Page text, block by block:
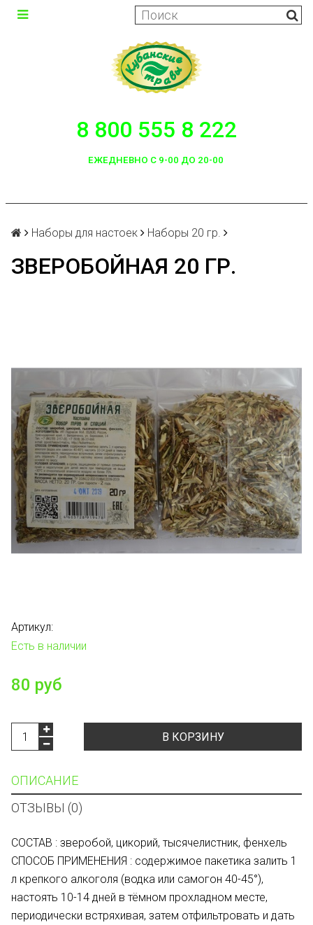
8 800 555 8 222
ЕЖЕДНЕВНО С 9-00 ДО 20-00
Наборы для настоек Наборы 20 гр.
ЗВЕРОБОЙНАЯ 20 ГР.
Артикул:
Есть в наличии
80 руб
В КОРЗИНУ
ОПИСАНИЕ
ОТЗЫВЫ (0)
СОСТАВ : зверобой, цикорий, тысячелистник, фенхель
СПОСОБ ПРИМЕНЕНИЯ : содержимое пакетика залить 1
л крепкого алкоголя (водка или самогон 40-45°),
настоять 10-14 дней в тёмном прохладном месте,
периодически встряхивая, затем отфильтровать и дать